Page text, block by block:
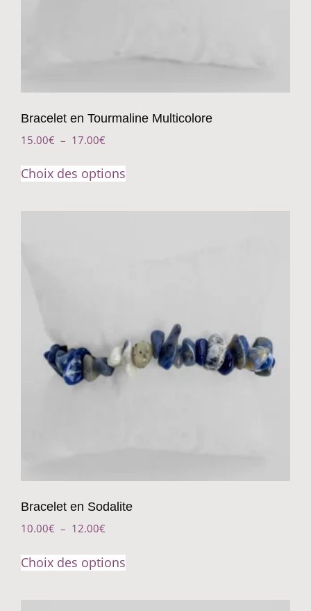
Bracelet en Tourmaline Multicolore
15.00€ – 17.00€
Choix des options
Bracelet en Sodalite
10.00€ – 12.00€
Choix des options